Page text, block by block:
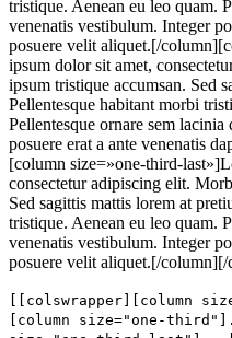
tristique. Aenean eu leo quam.
venenatis vestibulum. Integer
posuere velit aliquet.[/
ipsum dolor sit amet,
ipsum tristique accumsan. Sed
Pellentesque habitant morbi
Pellentesque ornare sem
posuere erat a ante venenatis
[column size=»one-third-
consectetur adipiscing elit.
Sed sagittis mattis lorem at
tristique. Aenean eu leo quam.
venenatis vestibulum. Integer
posuere velit aliquet.[/
[[colswrapper][column
[column size="one-